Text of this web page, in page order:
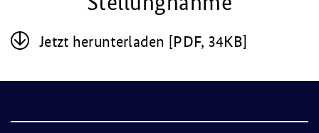
Jetzt her­un­ter­la­den [PDF, 34KB]